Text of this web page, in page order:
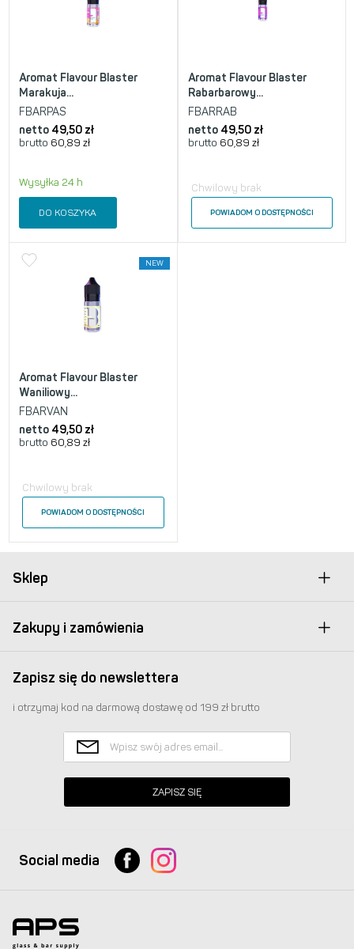
Aromat Flavour Blaster
Marakuja...
FBARPAS
netto 49,50 zł
brutto 60,89 zł
Wysyłka 24 h
DO KOSZYKA
Aromat Flavour Blaster
Rabarbarowy...
FBARRAB
netto 49,50 zł
brutto 60,89 zł
Chwilowy brak
POWIADOM O DOSTĘPNOŚCI
NEW
Aromat Flavour Blaster
Waniliowy...
FBARVAN
netto 49,50 zł
brutto 60,89 zł
Chwilowy brak
POWIADOM O DOSTĘPNOŚCI
Sklep
Zakupy i zamówienia
Zapisz się do newslettera
i otrzymaj kod na darmową dostawę od 199 zł brutto
ZAPISZ SIĘ
Social media